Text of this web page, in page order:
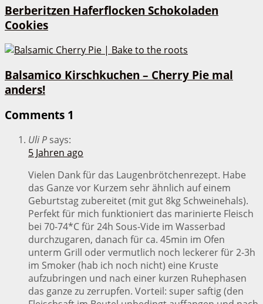
Berberitzen Haferflocken Schokoladen
Cookies
Balsamico Kirschkuchen – Cherry Pie mal
anders!
Comments 1
Uli P says:
5 Jahren ago
Vielen Dank für das Laugenbrötchenrezept. Habe
das Ganze vor Kurzem sehr ähnlich auf einem
Geburtstag zubereitet (mit gut 8kg Schweinehals).
Perfekt für mich funktioniert das marinierte Fleisch
bei 70-74*C für 24h Sous-Vide im Wasserbad
durchzugaren, danach für ca. 45min im Ofen
unterm Grill oder vermutlich noch leckerer für 2-3h
im Smoker (hab ich noch nicht) eine Kruste
aufzubringen und nach einer kurzen Ruhephasen
das ganze zu zerrupfen. Vorteil: super saftig (den